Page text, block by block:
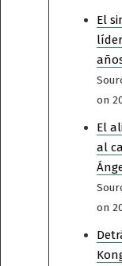
El
on
El
al
on